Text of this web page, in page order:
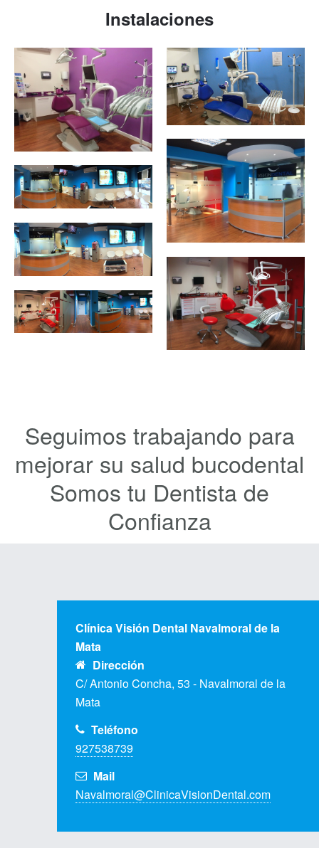
Instalaciones
Seguimos trabajando para
mejorar su salud bucodental
Somos tu Dentista de
Confianza
Clínica Visión Dental Navalmoral de la
Mata
Dirección
C/ Antonio Concha, 53 - Navalmoral de la
Mata
Teléfono
927538739
Mail
Navalmoral@ClinicaVisionDental.com